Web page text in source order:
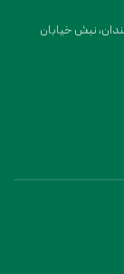
نبش خیابان